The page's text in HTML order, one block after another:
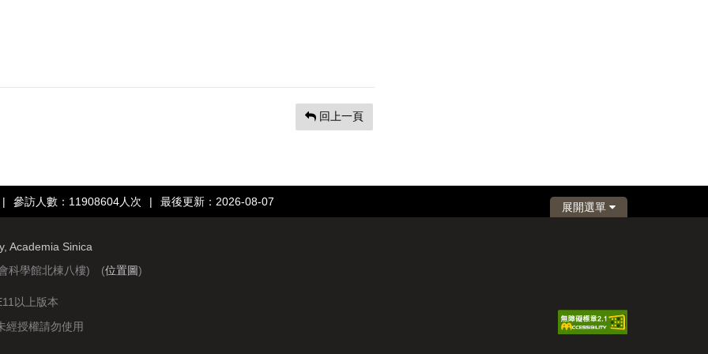
回上一頁
| 參訪人數：11908604人次 | 最後更新：2026-08-07 展開選單
Academia Sinica
科學館北棟八樓) (位置圖)
以上版本
經授權請勿使用